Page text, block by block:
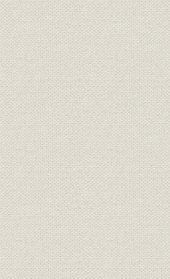
4. 待望の日刊と
第2節 「中外商業
1. 日本橋三代町
2. 紙面の改良、
3. 改題1年で部
4. 夕刊発行、朝
5. 日清戦争と本
第3節 日本橋北島